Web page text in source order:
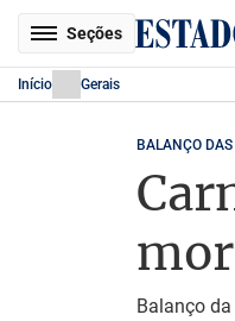
Seções
Início Gerais
BALANÇO
Balanço